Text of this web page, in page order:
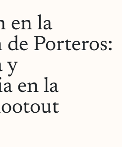
en la
Porteros:
y
en la